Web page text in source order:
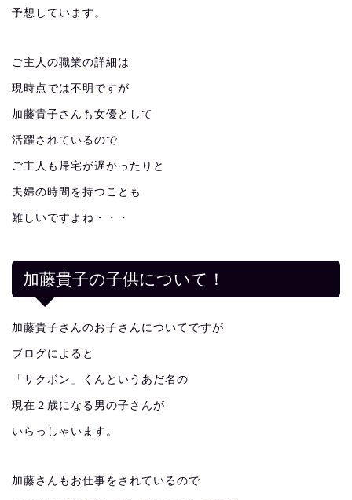
予想しています。
ご主人の職業の詳細は
現時点では不明ですが
加藤貴子さんも女優として
活躍されているので
ご主人も帰宅が遅かったりと
夫婦の時間を持つことも
難しいですよね・・・
加藤貴子の子供について！
加藤貴子さんのお子さんについてですが
ブログによると
「サクボン」くんというあだ名の
現在２歳になる男の子さんが
いらっしゃいます。
加藤さんもお仕事をされているので